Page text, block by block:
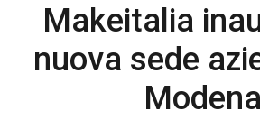
Makeitalia
nuova sede
Modena